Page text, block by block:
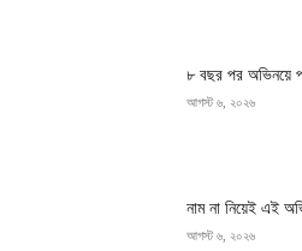
৮ বছর পর অভিনয়ে
আগস্ট ৬, ২০২৬
নাম না নিয়েই এই
আগস্ট ৬, ২০২৬